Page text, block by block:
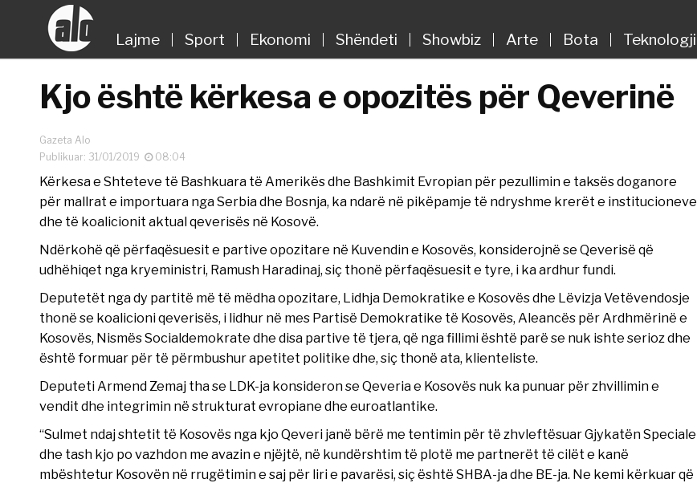
Lajme Sport Ekonomi Shëndeti Showbiz Arte Bota Teknologji
Kjo është kërkesa e opozitës për Qeverinë
Gazeta Alo
Publikuar: 31/01/2019
08:04
Kërkesa e Shteteve të Bashkuara të Amerikës dhe Bashkimit Evropian për pezullimin e taksës doganore
për mallrat e importuara nga Serbia dhe Bosnja, ka ndarë në pikëpamje të ndryshme krerët e institucioneve
dhe të koalicionit aktual qeverisës në Kosovë.
Ndërkohë që përfaqësuesit e partive opozitare në Kuvendin e Kosovës, konsiderojnë se Qeverisë që
udhëhiqet nga kryeministri, Ramush Haradinaj, siç thonë përfaqësuesit e tyre, i ka ardhur fundi.
Deputetët nga dy partitë më të mëdha opozitare, Lidhja Demokratike e Kosovës dhe Lëvizja Vetëvendosje
thonë se koalicioni qeverisës, i lidhur në mes Partisë Demokratike të Kosovës, Aleancës për Ardhmërinë e
Kosovës, Nismës Socialdemokrate dhe disa partive të tjera, që nga fillimi është parë se nuk ishte serioz dhe
është formuar për të përmbushur apetitet politike dhe, siç thonë ata, klienteliste.
Deputeti Armend Zemaj tha se LDK-ja konsideron se Qeveria e Kosovës nuk ka punuar për zhvillimin e
vendit dhe integrimin në strukturat evropiane dhe euroatlantike.
“Sulmet ndaj shtetit të Kosovës nga kjo Qeveri janë bërë me tentimin për të zhvleftësuar Gjykatën Speciale
dhe tash kjo po vazhdon me avazin e njëjtë, në kundërshtim të plotë me partnerët të cilët e kanë
mbështetur Kosovën në rrugëtimin e saj për liri e pavarësi, siç është SHBA-ja dhe BE-ja. Ne kemi kërkuar që